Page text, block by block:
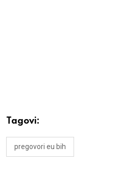
Tagovi:
pregovori eu bih